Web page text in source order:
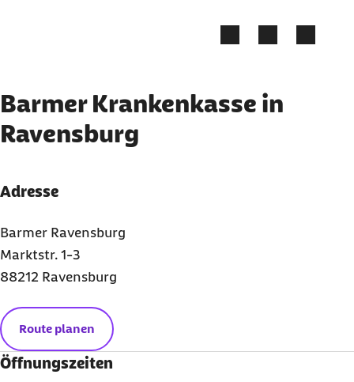
Barmer Krankenkasse in
Ravensburg
Adresse
Barmer Ravensburg
Marktstr. 1-3
88212 Ravensburg
Route planen
Öffnungszeiten